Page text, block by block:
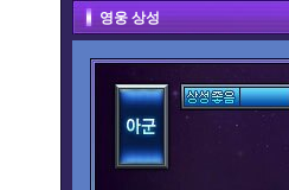
영웅 상성